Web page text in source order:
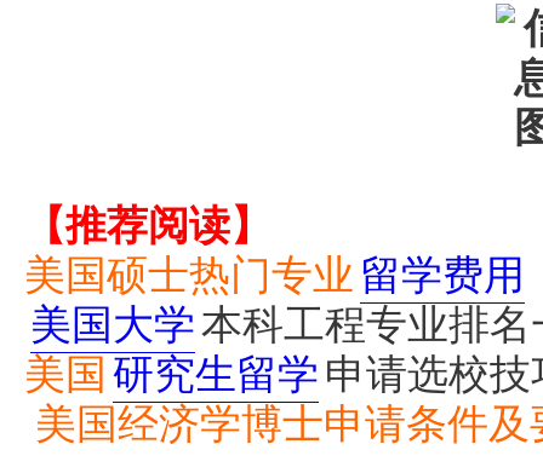
【推荐阅读】
美国硕士热门专业 留学费用
美国大学本科工程专业排名
美国 研究生留学 申请选校
美国经济学博士申请条件及